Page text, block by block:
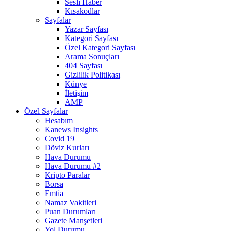
Sesli Haber
Kısakodlar
Sayfalar
Yazar Sayfası
Kategori Sayfası
Özel Kategori Sayfası
Arama Sonuçları
404 Sayfası
Gizlilik Politikası
Künye
İletişim
AMP
Özel Sayfalar
Hesabım
Kanews Insights
Covid 19
Döviz Kurları
Hava Durumu
Hava Durumu #2
Kripto Paralar
Borsa
Emtia
Namaz Vakitleri
Puan Durumları
Gazete Manşetleri